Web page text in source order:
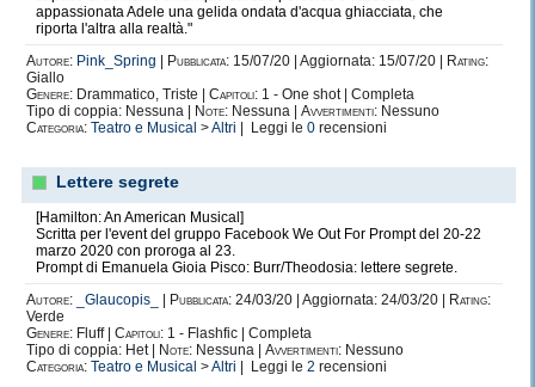
appassionata Adele una gelida ondata d'acqua ghiacciata, che
riporta l'altra alla realtà."
Autore: Pink_Spring Pubblicata: 15/07/20 | Aggiornata: 15/07/20 |
Rating:
Giallo
Genere: Drammatico, Triste | Capitoli: 1 - One shot | Completa
Tipo di coppia: Nessuna |
Note: Nessuna | Avvertimenti: Nessuno
Categoria: Teatro e Musical >Altri | Leggi le 0 recensioni
Lettere segrete
[Hamilton: An American Musical]
Scritta per l'event del gruppo Facebook We Out For Prompt del 20-22
marzo 2020 con proroga al 23.
Prompt di Emanuela Gioia Pisco: Burr/Theodosia: lettere segrete.
Autore:
_Glaucopis_ Pubblicata: 24/03/20 | Aggiornata: 24/03/20 |
Rating:
Verde
Genere: Fluff | Capitoli: 1 - Flashfic | Completa
Tipo di coppia: Het |
Note: Nessuna | Avvertimenti: Nessuno
Categoria: Teatro e Musical >Altri | Leggi le 2 recensioni